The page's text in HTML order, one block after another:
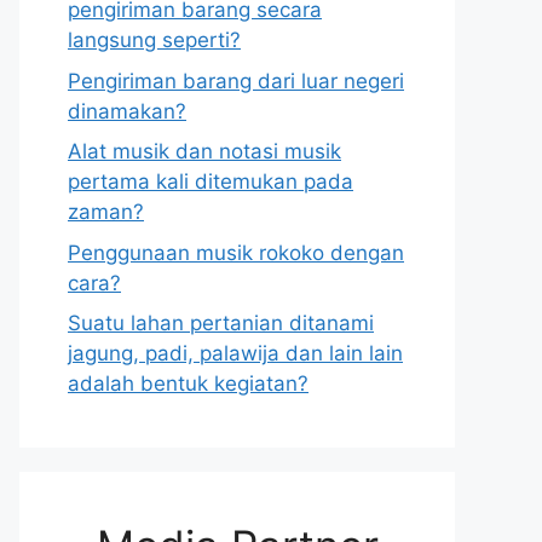
pengiriman barang secara
langsung seperti?
Pengiriman barang dari luar negeri
dinamakan?
Alat musik dan notasi musik
pertama kali ditemukan pada
zaman?
Penggunaan musik rokoko dengan
cara?
Suatu lahan pertanian ditanami
jagung, padi, palawija dan lain lain
adalah bentuk kegiatan?